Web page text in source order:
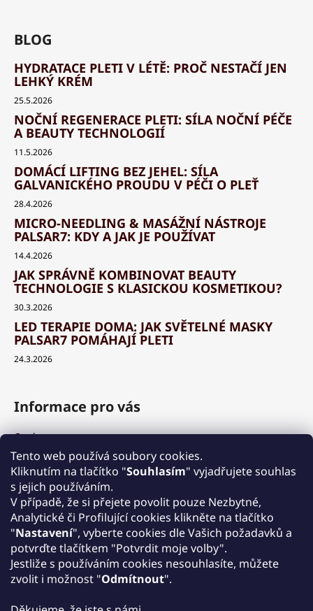
Tento web používá soubory cookies.
Kliknutím na tlačítko "Souhlasím" vyjadřujete souhlas
s jejich používáním.
V případě, že si přejete povolit pouze Nezbytné,
Analytické či Profilující cookies klikněte na tlačítko
"Nastavení", vyberte cookies dle Vašich požadavků a
potvrďte tlačítkem "Potvrdit moje volby".
Jestliže s používáním cookies nesouhlasíte, můžete
zvolit i možnost "Odmítnout".
BLOG
HYDRATACE PLETI V LÉTĚ: PROČ NESTAČÍ JEN
LEHKÝ KRÉM
25.5.2026
NOČNÍ REGENERACE PLETI: SÍLA NOČNÍ PÉČE
A BEAUTY TECHNOLOGIÍ
11.5.2026
DOMÁCÍ LIFTING BEZ JEHEL: SÍLA
GALVANICKÉHO PROUDU V PÉČI O PLEŤ
28.4.2026
MICRO-NEEDLING & MASÁŽNÍ NÁSTROJE
PALSAR7: KDY A JAK JE POUŽÍVAT
14.4.2026
JAK SPRÁVNĚ KOMBINOVAT BEAUTY
TECHNOLOGIE S KLASICKOU KOSMETIKOU?
30.3.2026
LED TERAPIE DOMA: JAK SVĚTELNÉ MASKY
PALSAR7 POMÁHAJÍ PLETI
24.3.2026
Informace pro vás
O nás
Výhody a garance
Množstevní slevy
Způsob nákupu a dopravy
Reklamace
Obchodní podmínky
Podmínky ochrany osobních údajů
Kontakt
Zpětný odběr elektrozařízení